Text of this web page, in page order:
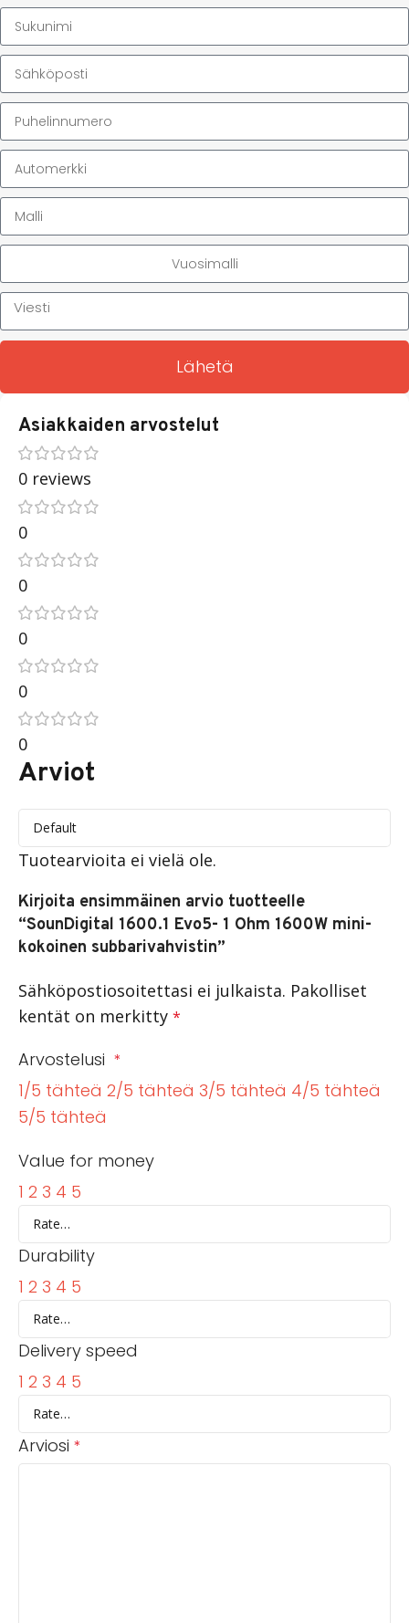
Lähetä
Asiakkaiden arvostelut
0 reviews
0
0
0
0
0
Arviot
Tuotearvioita ei vielä ole.
Kirjoita ensimmäinen arvio tuotteelle
“SounDigital 1600.1 Evo5- 1 Ohm 1600W mini-
kokoinen subbarivahvistin”
Sähköpostiosoitettasi ei julkaista. Pakolliset
kentät on merkitty *
Arvostelusi *
1/5 tähteä 2/5 tähteä 3/5 tähteä 4/5 tähteä
5/5 tähteä
Value for money
1 2 3 4 5
Durability
1 2 3 4 5
Delivery speed
1 2 3 4 5
Arviosi *